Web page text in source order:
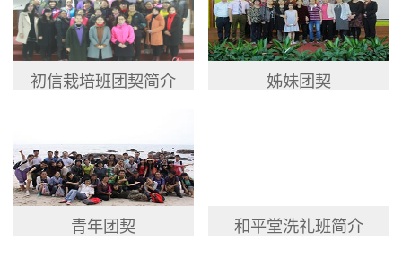
初信栽培班团契简介 姊妹团契
青年团契 和平堂洗礼班简介